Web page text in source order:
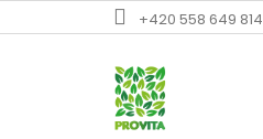
na
+420 558 649 814